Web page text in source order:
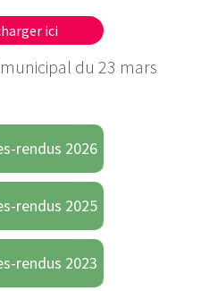
ici
du 23 mars
rendus 2026
rendus 2025
rendus 2023